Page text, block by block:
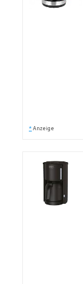
* Anzeige